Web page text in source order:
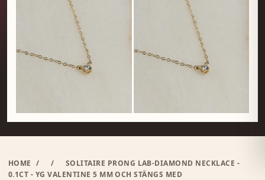
HOME / /
SOLITAIRE PRONG LAB-DIAMOND NECKLACE -
0.1CT - YG VALENTINE 5 MM OCH STÄNGS MED